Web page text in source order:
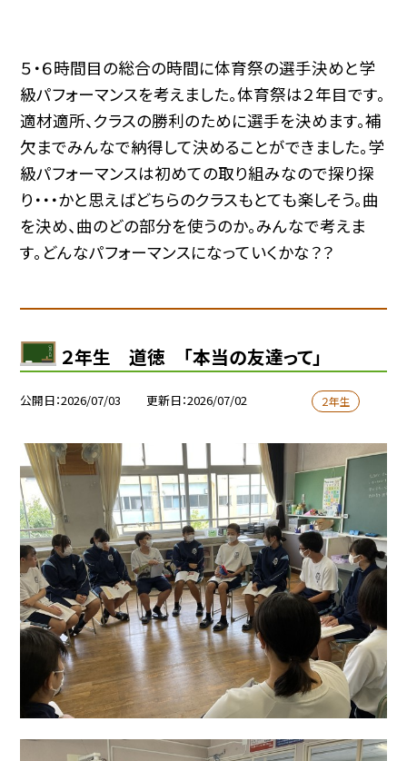
５・６時間目の総合の時間に体育祭の選手決めと学
級パフォーマンスを考えました。体育祭は２年目です。
適材適所、クラスの勝利のために選手を決めます。補
欠までみんなで納得して決めることができました。学
級パフォーマンスは初めての取り組みなので探り探
り・・・かと思えばどちらのクラスもとても楽しそう。曲
を決め、曲のどの部分を使うのか。みんなで考えま
す。どんなパフォーマンスになっていくかな？？
２年生 道徳 「本当の友達って」
公開日 2026/07/03 更新日 2026/07/02 ２年生